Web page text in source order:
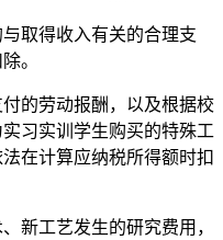
取得收入有关的合理支
。
的劳动报酬，以及根据校
习实训学生购买的特殊工
在计算应纳税所得额时扣
新工艺发生的研究费用，